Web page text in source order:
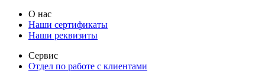
О нас
Наши сертификаты
Наши реквизиты
Сервис
Отдел по работе с клиентами